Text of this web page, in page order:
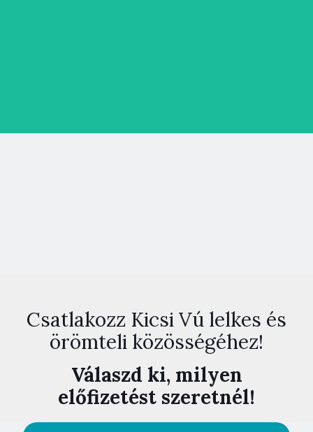
Csatlakozz Kicsi Vú lelkes és
örömteli közösségéhez!
Válaszd ki, milyen
előfizetést szeretnél!